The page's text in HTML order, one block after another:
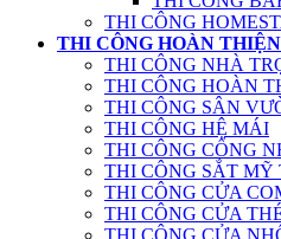
THI CÔNG
THI CÔNG HOÀN THIỆN
THI CÔNG NHÀ
THI CÔNG HOÀN
THI CÔNG SÂN
THI CÔNG HỆ MÁI
THI CÔNG CỔNG
THI CÔNG SẮT MỸ
THI CÔNG CỬA
THI CÔNG CỬA
THI CÔNG CỬA